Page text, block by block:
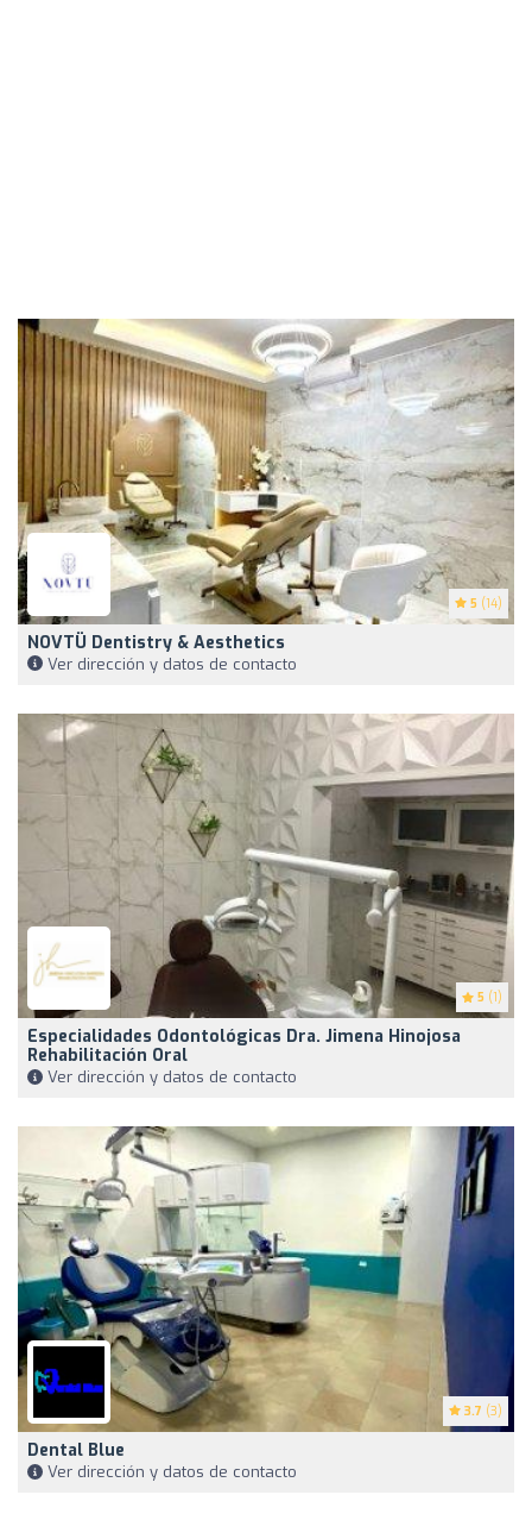
5 (14)
NOVTÜ Dentistry & Aesthetics
Ver dirección y datos de contacto
5 (1)
Especialidades Odontológicas Dra. Jimena Hinojosa
Rehabilitación Oral
Ver dirección y datos de contacto
3.7 (3)
Dental Blue
Ver dirección y datos de contacto